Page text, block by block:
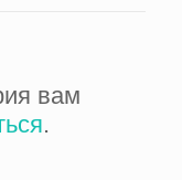
вам
.